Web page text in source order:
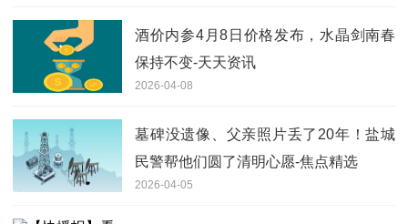
酒价内参4月8日价格发布，水晶剑南春
保持不变-天天资讯
2026-04-08
墓碑没遗像、父亲照片丢了20年！盐城
民警帮他们圆了清明心愿-焦点精选
2026-04-05